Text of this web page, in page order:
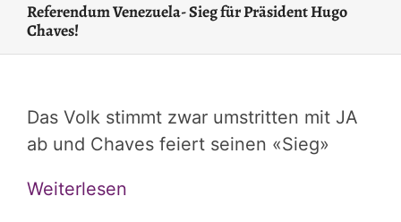
Referendum Venezuela- Sieg für Präsident Hugo
Chaves!
Das Volk stimmt zwar umstritten mit JA
ab und Chaves feiert seinen «Sieg»
Weiterlesen